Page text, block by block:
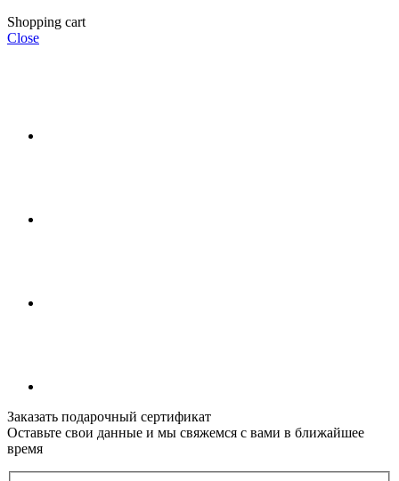
Shopping cart
Close
Заказать подарочный сертификат
Оставьте свои данные и мы свяжемся с вами в ближайшее
время